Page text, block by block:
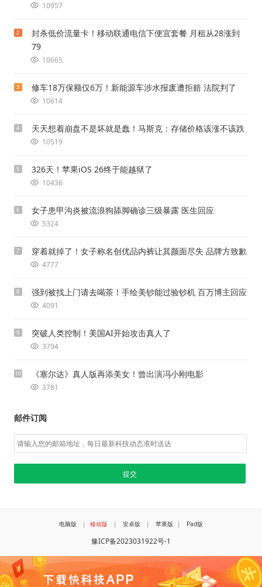
10957
2
封杀低价流量卡！移动联通电信下便宜套餐 月租从28涨到
79
10665
3 修车18万保额仅6万！新能源车涉水报废遭拒赔 法院判了
10614
4 天天想着崩盘不是坏就是蠢！马斯克：存储价格该涨不该跌
10519
5 326天！苹果iOS 26终于能越狱了
10436
6 女子患甲沟炎被流浪狗舔脚确诊三级暴露 医生回应
5324
7 穿着就掉了！女子称名创优品内裤让其颜面尽失 品牌方致歉
4777
8 强到被找上门请去喝茶！手绘美钞能过验钞机 百万博主回应
4091
9 突破人类控制！美国AI开始攻击真人了
3794
10 《塞尔达》真人版再添美女！曾出演冯小刚电影
3781
邮件订阅
电脑版 | 移动版 | 安卓版 | 苹果版 | Pad版
豫ICP备2023031922号-1